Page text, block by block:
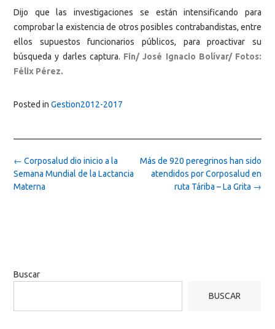
Dijo que las investigaciones se están intensificando para
comprobar la existencia de otros posibles contrabandistas, entre
ellos supuestos funcionarios públicos, para proactivar su
búsqueda y darles captura. Fin/ José Ignacio Bolívar/ Fotos:
Félix Pérez.
Posted in Gestion2012-2017
Post
navigation
Más de 920 peregrinos han sido
atendidos por Corposalud en
ruta Táriba – La Grita →
← Corposalud dio inicio a la
Semana Mundial de la Lactancia
Materna
Buscar
BUSCAR